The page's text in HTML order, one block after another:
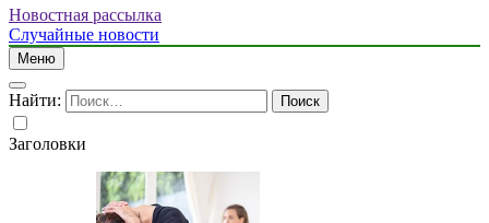
Новостная рассылка
Случайные новости
Меню
Найти:
Заголовки